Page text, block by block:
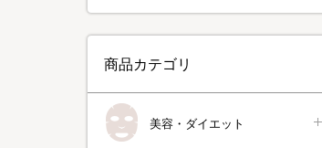
商品カテゴリ
美容・ダイエット